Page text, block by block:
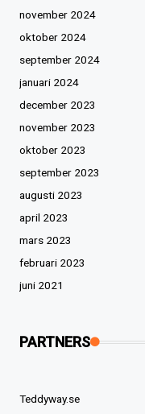
november 2024
oktober 2024
september 2024
januari 2024
december 2023
november 2023
oktober 2023
september 2023
augusti 2023
april 2023
mars 2023
februari 2023
juni 2021
PARTNERS
Teddyway.se